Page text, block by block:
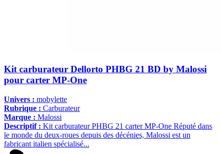
Kit carburateur Dellorto PHBG 21 BD by Malossi
pour carter MP-One
Univers : mobylette
Rubrique : Carburateur
Marque : Malossi
Descriptif : Kit carburateur PHBG 21 carter MP-One Réputé dans
le monde du deux-roues depuis des décénies, Malossi est un
fabricant italien spécialisé...